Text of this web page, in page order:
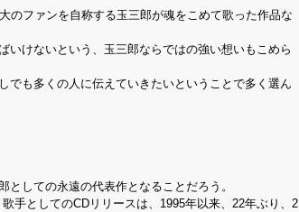
のファンを自称する玉三郎が魂をこめて歌った作品な
いけないという、玉三郎ならではの強い想いもこめら
でも多くの人に伝えていきたいということで多く選ん
しての永遠の代表作となることだろう。
手としてのCDリリースは、1995年以来、22年ぶり、2